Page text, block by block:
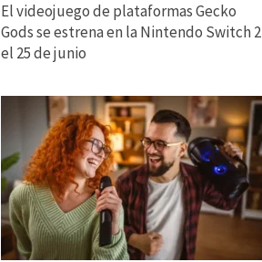
El videojuego de plataformas Gecko
Gods se estrena en la Nintendo Switch 2
el 25 de junio